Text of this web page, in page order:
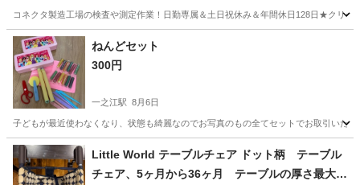
コネクタ製造工場の検査や測定作業！日勤専属＆土日祝休み＆年間休日128日★クリ
茨城 常陸大宮市 静駅
ねんどセット
300円
一之江駅 8月6日
子どもが最近使わなくなり、状態も綺麗なのでお写真のもの全てセットでお取引いた
東京 江戸川区 キッズ用品 ねんど
Little World テーブルチェア ドット柄 テーブル
チェア、5ヶ月から36ヶ月 テーブルの厚さ最大4